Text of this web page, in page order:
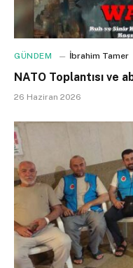
GÜNDEM İbrahim Tamer
NATO Toplantısı ve
26 Haziran 2026